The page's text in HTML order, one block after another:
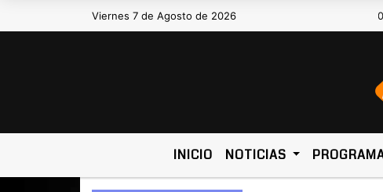
Viernes 7 de Agosto de 2026Hoy es Viernes 7 de Agosto de 2026 y
INICIO NOTICIAS